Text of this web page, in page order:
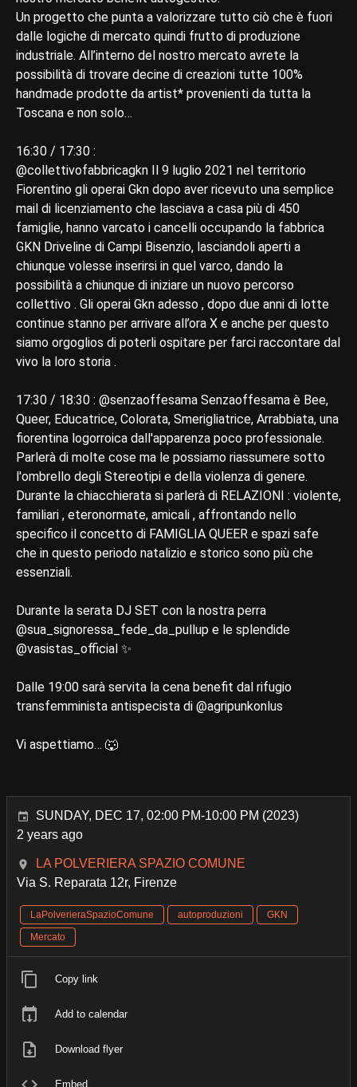
Un progetto che punta a valorizzare tutto ciò che è fuori
dalle logiche di mercato quindi frutto di produzione
industriale. All’interno del nostro mercato avrete la
possibilità di trovare decine di creazioni tutte 100%
handmade prodotte da artist* provenienti da tutta la
Toscana e non solo…
16:30 / 17:30 :
@collettivofabbricagkn Il 9 luglio 2021 nel territorio
Fiorentino gli operai Gkn dopo aver ricevuto una semplice
mail di licenziamento che lasciava a casa più di 450
famiglie, hanno varcato i cancelli occupando la fabbrica
GKN Driveline di Campi Bisenzio, lasciandoli aperti a
chiunque volesse inserirsi in quel varco, dando la
possibilità a chiunque di iniziare un nuovo percorso
collettivo . Gli operai Gkn adesso , dopo due anni di lotte
continue stanno per arrivare all’ora X e anche per questo
siamo orgoglios di poterli ospitare per farci raccontare dal
vivo la loro storia .
17:30 / 18:30 : @senzaoffesama Senzaoffesama è Bee,
Queer, Educatrice, Colorata, Smerigliatrice, Arrabbiata, una
fiorentina logorroica dall'apparenza poco professionale.
Parlerà di molte cose ma le possiamo riassumere sotto
l'ombrello degli Stereotipi e della violenza di genere.
Durante la chiacchierata si parlerà di RELAZIONI : violente,
familiari , eteronormate, amicali , affrontando nello
specifico il concetto di FAMIGLIA QUEER e spazi safe
che in questo periodo natalizio e storico sono più che
essenziali.
Durante la serata DJ SET con la nostra perra
@sua_signoressa_fede_da_pullup e le splendide
@vasistas_official ✨
Dalle 19:00 sarà servita la cena benefit dal rifugio
transfemminista antispecista di @agripunkonlus
Vi aspettiamo… 🐺
SUNDAY, DEC 17, 02:00 PM-10:00 PM (2023)
2 years ago
LA POLVERIERA SPAZIO COMUNE
Via S. Reparata 12r, Firenze
LaPolverieraSpazioComune autoproduzioni
GKN
Mercato
Copy link
Add to calendar
Download flyer
Embed